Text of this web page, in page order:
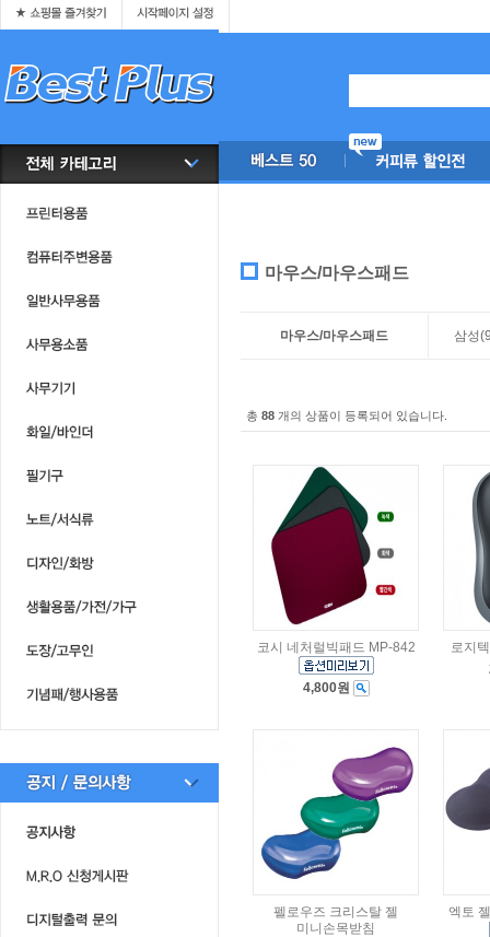
마우스/마우스패드
마우스/마우스패드 삼성
총 88 개의 상품이 등록되어 있습니다.
코시 네처럴빅패드 MP-842
4,800원
로지
펠로우즈 크리스탈 젤
미니손목받침
엑토